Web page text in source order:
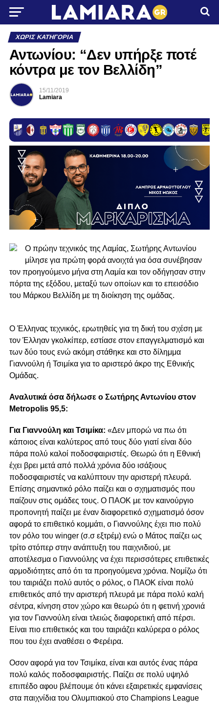
ΧΩΡΊΣ ΚΑΤΗΓΟΡΊΑ
Αντωνίου: “Δεν υπήρξε ποτέ
κόντρα με τον Βελλίδη”
15/11/2019
Lamiara
Ο πρώην τεχνικός της Λαμίας, Σωτήρης Αντωνίου
μίλησε για πρώτη φορά ανοιχτά για όσα συνέβησαν
τον προηγούμενο μήνα στη Λαμία και τον οδήγησαν στην
πόρτα της εξόδου, μεταξύ των οποίων και το επεισόδιο
του Μάρκου Βελλίδη με τη διοίκηση της ομάδας.
Ο Έλληνας τεχνικός, ερωτηθείς για τη δική του σχέση με
τον Έλληαν γκολκίπερ, εστίασε στον επαγγελματισμό και
των δύο τους ενώ ακόμη στάθηκε και στο δίλημμα
Γιαννούλη ή Τσιμίκα για το αριστερό άκρο της Εθνικής
Ομάδας.
Αναλυτικά όσα δήλωσε ο Σωτήρης Αντωνίου στον
Metropolis 95,5:
Για Γιαννούλη και Τσιμίκα: «Δεν μπορώ να πω ότι
κάποιος είναι καλύτερος από τους δύο γιατί είναι δύο
πάρα πολύ καλοί ποδοσφαιριστές. Θεωρώ ότι η Εθνική
έχει βρει μετά από πολλά χρόνια δύο ισάξιους
ποδοσφαιριστές να καλύπτουν την αριστερή πλευρά.
Επίσης σημαντικό ρόλο παίζει και ο σχηματισμός που
παίζουν στις ομάδες τους. Ο ΠΑΟΚ με τον καινούργιο
προπονητή παίζει με έναν διαφορετικό σχηματισμό όσον
αφορά το επιθετικό κομμάτι, ο Γιαννούλης έχει πιο πολύ
τον ρόλο του winger (σ.σ εξτρέμ) ενώ ο Μάτος παίζει ως
τρίτο στόπερ στην ανάπτυξη του παιχνιδιού, με
αποτέλεσμα ο Γιαννούλης να έχει περισσότερες επιθετικές
αρμοδιότητες από ότι τα προηγούμενα χρόνια. Νομίζω ότι
του ταιριάζει πολύ αυτός ο ρόλος, ο ΠΑΟΚ είναι πολύ
επιθετικός από την αριστερή πλευρά με πάρα πολύ καλή
σέντρα, κίνηση στον χώρο και θεωρώ ότι η φετινή χρονιά
για τον Γιαννούλη είναι τλειώς διαφορετική από πέρσι.
Είναι πιο επιθετικός και του ταιριάζει καλύρερα ο ρόλος
που του έχει αναθέσει ο Φερέιρα.
Οσον αφορά για τον Τσιμίκα, είναι και αυτός ένας πάρα
πολύ καλός ποδοσφαιριστής. Παίζει σε πολύ υψηλό
επιπέδο αφου βλέπουμε ότι κάνει εξαιρετικές εμφανίσεις
στα παιχνίδια του Ολυμπιακού στο Champions League